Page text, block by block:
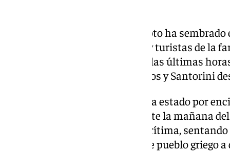
La amenaza de un gran terremoto ha
. Miles de habitantes y turistas de la
están abandonando el lugar en las últimas
550 temblores entre Amorgos, Íos y Santorini
La magnitud de los temblores ha estado por
ellos han sido de 4,9. Solo durante la mañana
50 terremotos en esta zona marítima,
de turistas que se acercan a este pueblo griego